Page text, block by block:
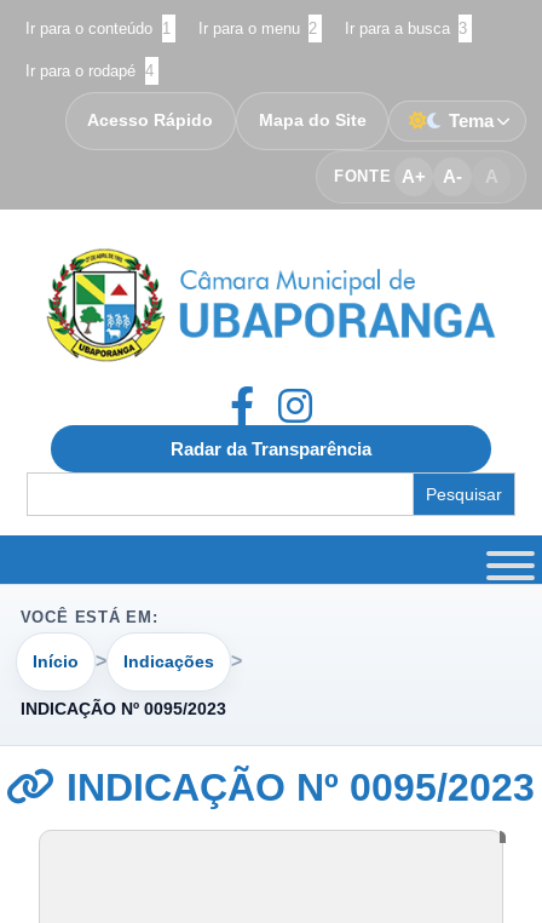
Ir para o conteúdo 1 Ir para o menu 2 Ir para a busca 3
Ir para o rodapé 4
FONTE A+ A- A
Acesso Rápido Mapa do Site Tema
Radar da Transparência
for:
VOCÊ ESTÁ EM:
Início Indicações
INDICAÇÃO Nº 0095/2023
INDICAÇÃO Nº 0095/2023